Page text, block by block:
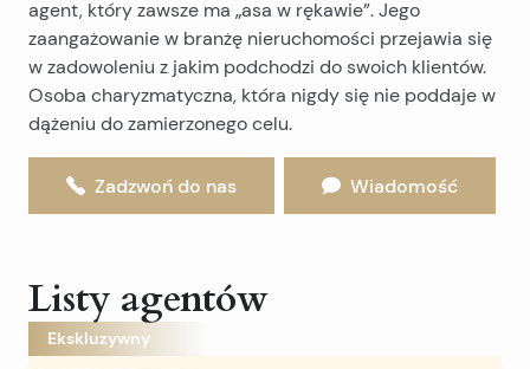
agent, który zawsze ma „asa w rękawie”. Jego
zaangażowanie w branżę nieruchomości przejawia się
w zadowoleniu z jakim podchodzi do swoich klientów.
Osoba charyzmatyczna, która nigdy się nie poddaje w
dążeniu do zamierzonego celu.
Zadzwoń do nas Wiadomość
Listy agentów
Ekskluzywny